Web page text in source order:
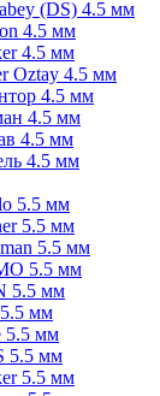
(DS) 4.5 мм
4.5 мм
4.5 мм
Oztay 4.5 мм
4.5 мм
4.5 мм
4.5 мм
4.5 мм
5.5 мм
5.5 мм
5.5 мм
5.5 мм
5.5 мм
мм
5.5 мм
5.5 мм
5.5 мм